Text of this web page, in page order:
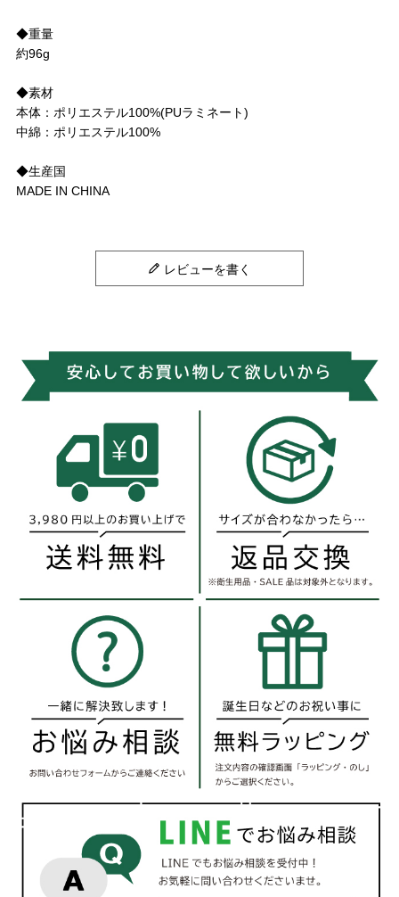
◆重量
約96g
◆素材
本体：ポリエステル100%(PUラミネート)
中綿：ポリエステル100%
◆生産国
MADE IN CHINA
レビューを書く